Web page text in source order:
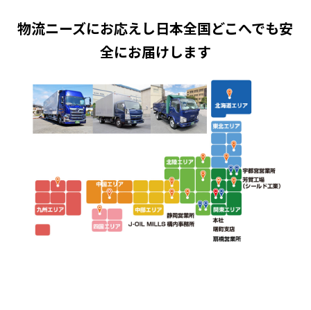
物流ニーズにお応えし日本全国どこへでも安
全にお届けします